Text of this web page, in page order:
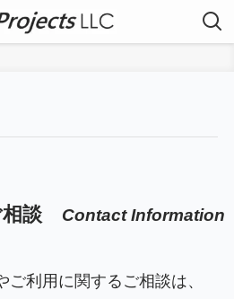
相談 Contact Information
利用に関するご相談は、